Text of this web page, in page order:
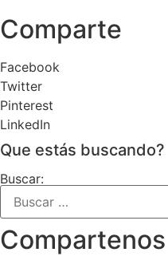
Comparte
Facebook
Twitter
Pinterest
LinkedIn
Que estás buscando?
Buscar:
Compartenos